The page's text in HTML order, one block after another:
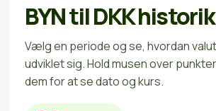
BYN til DKK historik
Vælg en periode og se, hvordan
udviklet sig. Hold musen over
dem for at se dato og kurs.